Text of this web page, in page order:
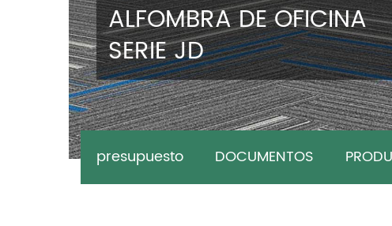
ALFOMBRA DE OFICINA
SERIE JD
presupuesto DOCUMENTOS